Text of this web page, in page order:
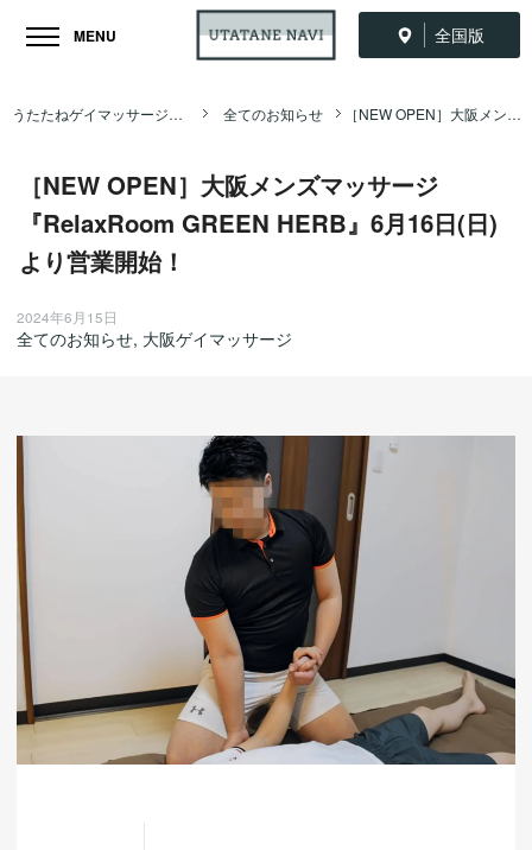
全国版
MENU
うたたねゲイマッサージ全国ナビ TOP 全てのお知らせ ［NEW OPEN］大阪メンズマッサージ『RelaxRoom GREEN HERB』6月16日(日)より営業開始！
［NEW OPEN］大阪メンズマッサージ
『RelaxRoom GREEN HERB』6月16日(日)
より営業開始！
2024年6月15日
全てのお知らせ, 大阪ゲイマッサージ